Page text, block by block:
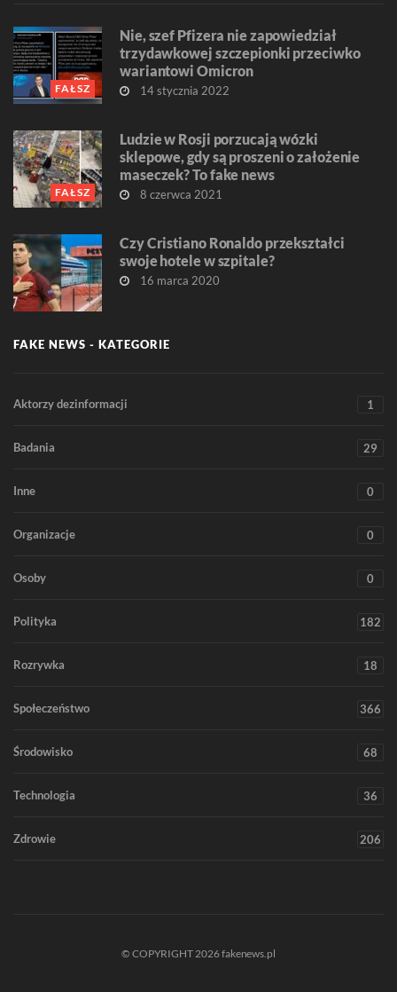
FAŁSZ
Nie, szef Pfizera nie zapowiedział
trzydawkowej szczepionki przeciwko
wariantowi Omicron
14 stycznia 2022
FAŁSZ
Ludzie w Rosji porzucają wózki
sklepowe, gdy są proszeni o założenie
maseczek? To fake news
8 czerwca 2021
Czy Cristiano Ronaldo przekształci
swoje hotele w szpitale?
16 marca 2020
FAKE NEWS - KATEGORIE
Aktorzy dezinformacji 1
Badania 29
Inne 0
Organizacje 0
Osoby 0
Polityka 182
Rozrywka 18
Społeczeństwo 366
Środowisko 68
Technologia 36
Zdrowie 206
© COPYRIGHT 2026 fakenews.pl